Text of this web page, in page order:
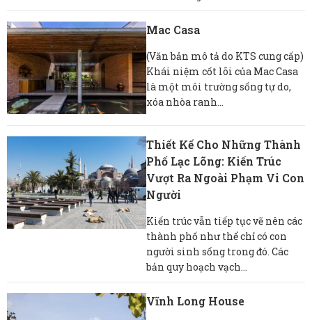
Mac Casa
(Văn bản mô tả do KTS cung cấp)
Khái niệm cốt lõi của Mac Casa
là một môi trường sống tự do,
xóa nhòa ranh...
Thiết Kế Cho Những Thành
Phố Lạc Lõng: Kiến Trúc
Vượt Ra Ngoài Phạm Vi Con
Người
Kiến trúc vẫn tiếp tục vẽ nên các
thành phố như thể chỉ có con
người sinh sống trong đó. Các
bản quy hoạch vạch...
Vĩnh Long House